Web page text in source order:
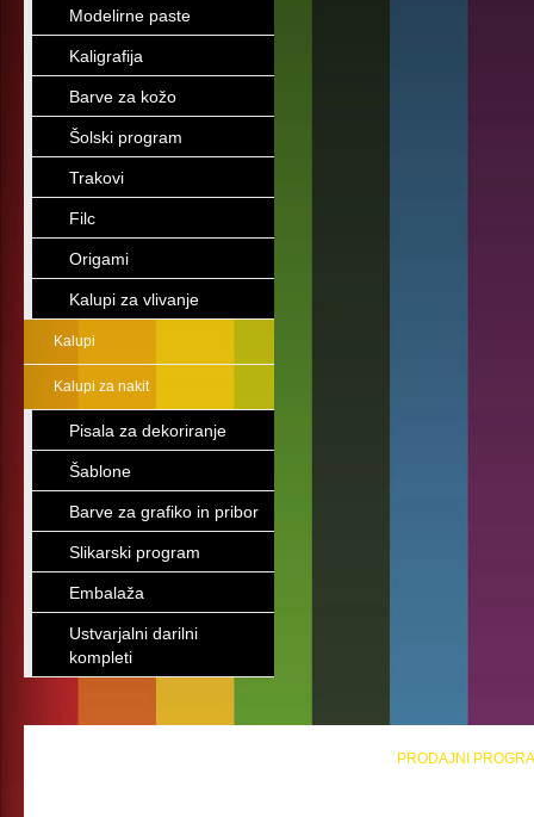
Modelirne paste
Kaligrafija
Barve za kožo
Šolski program
Trakovi
Filc
Origami
Kalupi za vlivanje
Kalupi
Kalupi za nakit
Pisala za dekoriranje
Šablone
Barve za grafiko in pribor
Slikarski program
Embalaža
Ustvarjalni darilni
kompleti
PRODAJNI